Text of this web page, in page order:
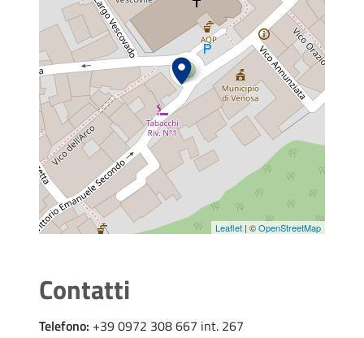
Leaflet | ©OpenStreetMap
Contatti
Telefono: +39 0972 308 667 int. 267